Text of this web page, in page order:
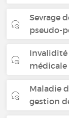
Sevrage
pseudo-
Invalidité
médicale
Maladie
gestion